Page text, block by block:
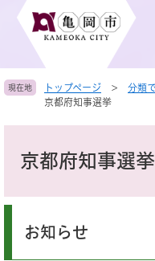
頭
す
飛
し
現在地 トップページ > 分類
京都府知事選挙
京都府知事選挙
お知らせ